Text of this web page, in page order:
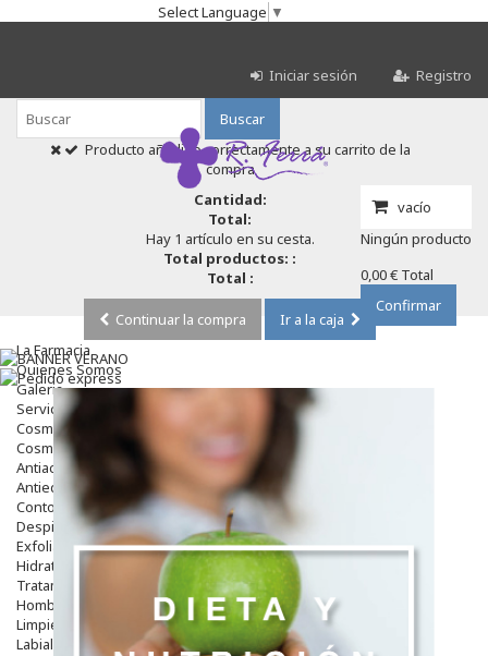
Select Language ▼
Iniciar sesión Registro
Buscar
vacío
Ningún producto
0,00 € Total
Confirmar
Producto añadido correctamente a su carrito de la
compra
Cantidad:
Total:
Hay 1 artículo en su cesta.
Total productos: :
Total :
Continuar la compra
Ir a la caja
La Farmacia
Quienes Somos
Galeria
Servicios
Cosmética
Cosmética Facial
Antiacné
Antiedad
Contorno De Ojos
Despigmentantes
Exfoliantes
Hidratantes
Tratamientos De Noche
Hombre
Limpieza
Labiales